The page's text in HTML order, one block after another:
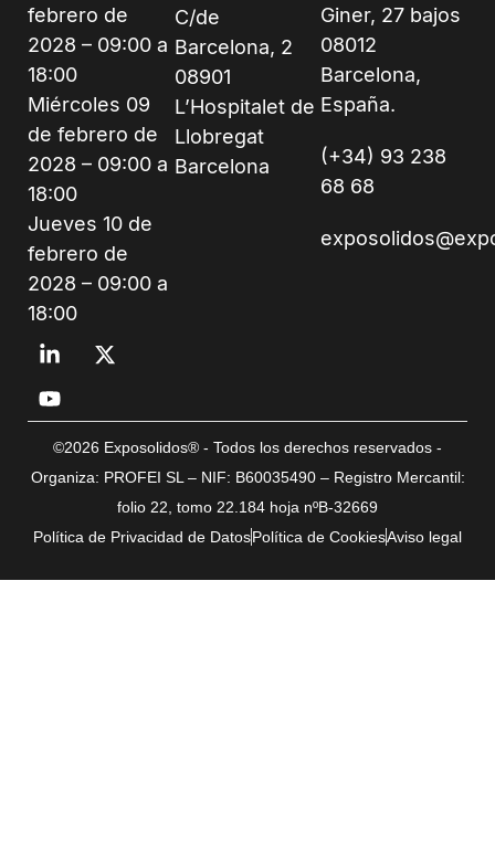
febrero de
2028 – 09:00 a
18:00
Miércoles 09
de febrero de
2028 – 09:00 a
18:00
Jueves 10 de
febrero de
2028 – 09:00 a
18:00
C/de
Barcelona, 2
08901
L’Hospitalet de
Llobregat
Barcelona
Giner, 27 bajos
08012
Barcelona,
España.
(+34) 93 238
68 68
©2026 Exposolidos® - Todos los derechos reservados -
Organiza: PROFEI SL – NIF: B60035490 – Registro Mercantil:
folio 22, tomo 22.184 hoja nºB-32669
Política de Privacidad de DatosPolítica de CookiesAviso legal